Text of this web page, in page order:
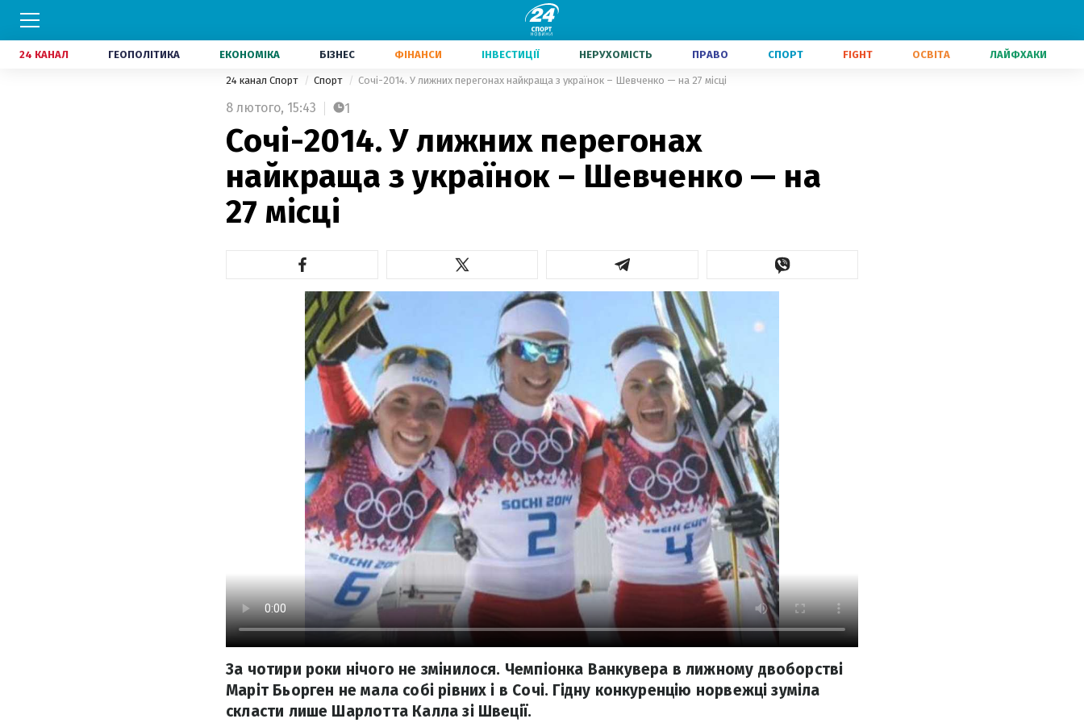
24 КАНАЛ ГЕОПОЛІТИКА ЕКОНОМІКА БІЗНЕС ФІНАНСИ ІНВЕСТИЦІЇ НЕРУХОМІСТЬ ПРАВО СПОРТ FIGHT ОСВІТА ЛАЙФХАКИ
24 канал Спорт Спорт Сочі-2014. У лижних перегонах найкраща з українок – Шевченко — на 27 місці
8 лютого, 15:43 1
Сочі-2014. У лижних перегонах
найкраща з українок – Шевченко — на
27 місці
За чотири роки нічого не змінилося. Чемпіонка Ванкувера в лижному двоборстві
Маріт Бьорген не мала собі рівних і в Сочі. Гідну конкуренцію норвежці зуміла
скласти лише Шарлотта Калла зі Швеції.